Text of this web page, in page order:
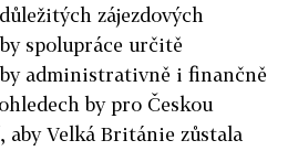
zájezdových
spolupráce určitě
administrativně i finančně
by pro Českou
Velká Británie zůstala